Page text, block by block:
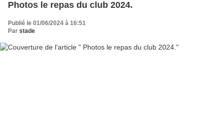
Photos le repas du club 2024.
Publié le 01/06/2024 à 16:51
Par stade